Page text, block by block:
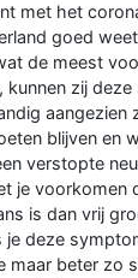
met het
goed
de meest
kunnen zij
aangezien
blijven en
verstopte
je voorkomen
is dan vrij
je deze
maar beter zo